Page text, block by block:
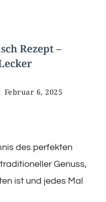
Rezept –
Februar 6, 2025
des perfekten
Genuss,
ist und jedes Mal